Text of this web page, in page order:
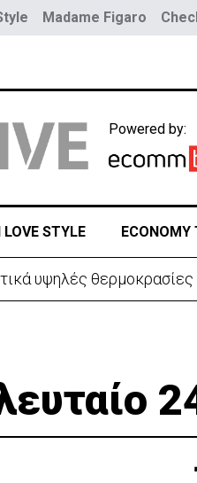
Madame Figaro
Powered by:
LOVE STYLE ECONOMY
Λάρνακας